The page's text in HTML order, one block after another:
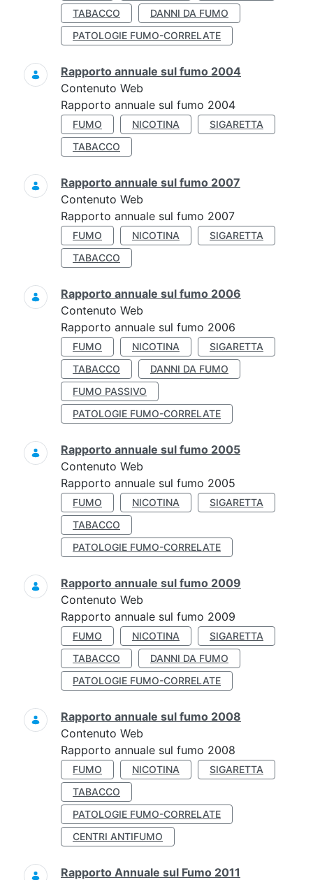
TABACCO
DANNI DA FUMO
PATOLOGIE FUMO-CORRELATE
Rapporto annuale sul fumo 2004
Contenuto Web
Rapporto annuale sul fumo 2004
FUMO NICOTINA
SIGARETTA
TABACCO
Rapporto annuale sul fumo 2007
Contenuto Web
Rapporto annuale sul fumo 2007
FUMO NICOTINA
SIGARETTA
TABACCO
Rapporto annuale sul fumo 2006
Contenuto Web
Rapporto annuale sul fumo 2006
FUMO NICOTINA
SIGARETTA
TABACCO
DANNI DA FUMO
FUMO PASSIVO
PATOLOGIE FUMO-CORRELATE
Rapporto annuale sul fumo 2005
Contenuto Web
Rapporto annuale sul fumo 2005
FUMO NICOTINA
SIGARETTA
TABACCO
PATOLOGIE FUMO-CORRELATE
Rapporto annuale sul fumo 2009
Contenuto Web
Rapporto annuale sul fumo 2009
FUMO NICOTINA
SIGARETTA
TABACCO
DANNI DA FUMO
PATOLOGIE FUMO-CORRELATE
Rapporto annuale sul fumo 2008
Contenuto Web
Rapporto annuale sul fumo 2008
FUMO NICOTINA
SIGARETTA
TABACCO
PATOLOGIE FUMO-CORRELATE
CENTRI ANTIFUMO
Rapporto Annuale sul Fumo 2011